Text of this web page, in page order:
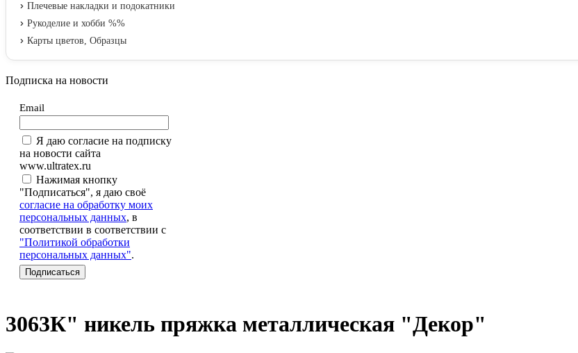
Плечевые накладки и подокатники
Рукоделие и хобби %%
Карты цветов, Образцы
Подписка на новости
Email
Я даю согласие на подписку
на новости сайта
www.ultratex.ru
Нажимая кнопку
"Подписаться", я даю своё
согласие на обработку моих
персональных данных, в
соответствии в соответствии с
"Политикой обработки
персональных данных".
3063К" никель пряжка металлическая "Декор"